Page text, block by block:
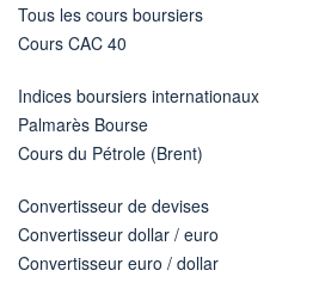
Tous les cours boursiers
Cours CAC 40
Indices boursiers internationaux
Palmarès Bourse
Cours du Pétrole (Brent)
Convertisseur de devises
Convertisseur dollar / euro
Convertisseur euro / dollar